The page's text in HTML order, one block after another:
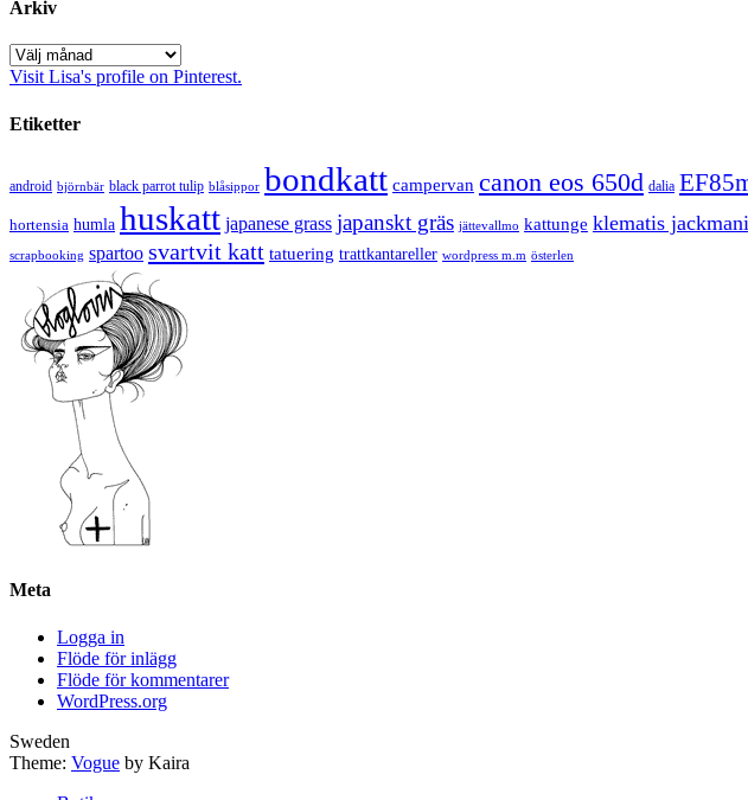
Arkiv
Arkiv
Visit Lisa's profile on Pinterest.
Etiketter
android björnbär black parrot tulip blåsippor bondkatt campervan canon eos 650d dalia
hortensia humla huskatt japanese grass japanskt gräs jättevallmo kattunge klematis
scrapbooking spartoo svartvit katt tatuering trattkantareller wordpress m.m österlen
Meta
Logga in
Flöde för inlägg
Flöde för kommentarer
WordPress.org
Sweden
Theme: Vogue by Kaira